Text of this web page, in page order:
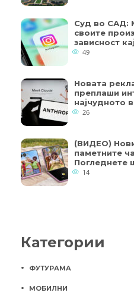
Суд во САД:
своите
зависност
49
Новата
преплаши
најчудното
26
(ВИДЕО)
паметните
Погледнете
14
Категории
ФУТУРАМА
МОБИЛНИ